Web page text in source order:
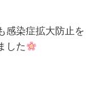
感染症拡大防止を
した